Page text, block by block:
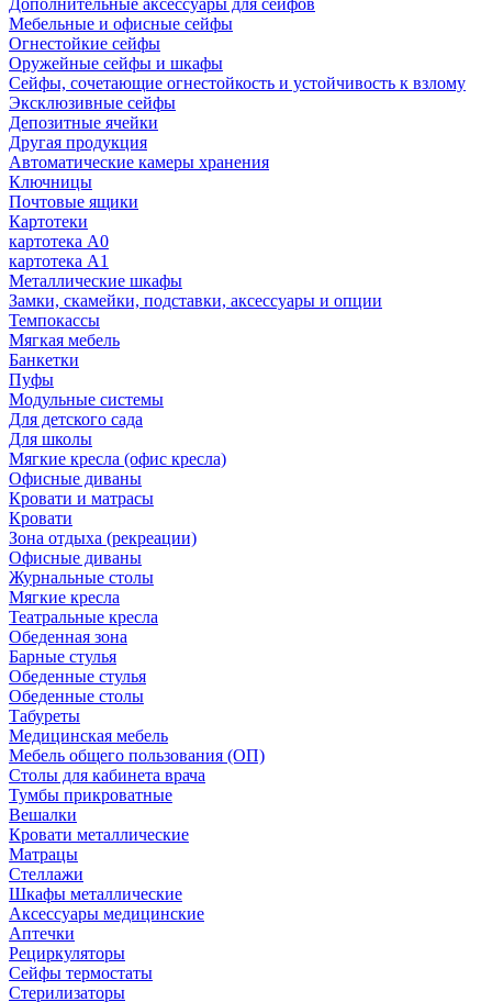
Дополнительные аксессуары для сейфов
Мебельные и офисные сейфы
Огнестойкие сейфы
Оружейные сейфы и шкафы
Сейфы, сочетающие огнестойкость и устойчивость к взлому
Эксклюзивные сейфы
Депозитные ячейки
Другая продукция
Автоматические камеры хранения
Ключницы
Почтовые ящики
Картотеки
картотека А0
картотека А1
Металлические шкафы
Замки, скамейки, подставки, аксессуары и опции
Темпокассы
Мягкая мебель
Банкетки
Пуфы
Модульные системы
Для детского сада
Для школы
Мягкие кресла (офис кресла)
Офисные диваны
Кровати и матрасы
Кровати
Зона отдыха (рекреации)
Офисные диваны
Журнальные столы
Мягкие кресла
Театральные кресла
Обеденная зона
Барные стулья
Обеденные стулья
Обеденные столы
Табуреты
Медицинская мебель
Мебель общего пользования (ОП)
Столы для кабинета врача
Тумбы прикроватные
Вешалки
Кровати металлические
Матрацы
Стеллажи
Шкафы металлические
Аксессуары медицинские
Аптечки
Рециркуляторы
Сейфы термостаты
Стерилизаторы